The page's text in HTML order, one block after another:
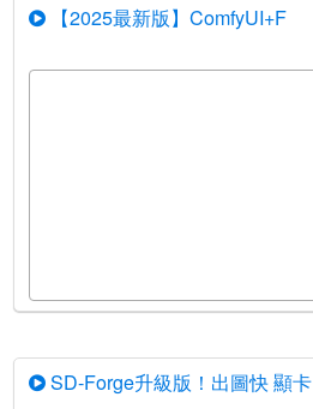
【2025最新版】ComfyUI+F
SD-Forge升級版！出圖快 顯卡